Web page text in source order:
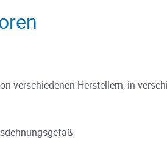
verschiedenen Herstellern, in